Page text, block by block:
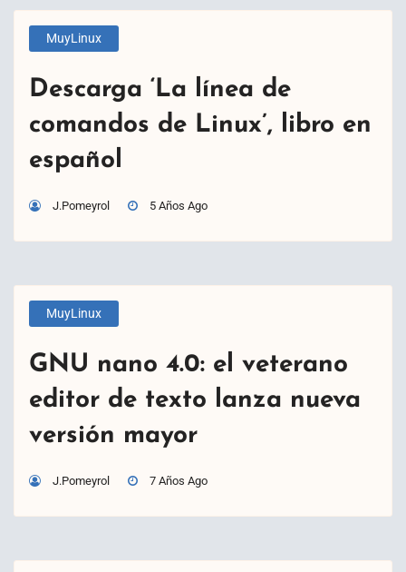
MuyLinux
Descarga ‘La línea de
comandos de Linux’, libro en
español
J.Pomeyrol 5 Años Ago
MuyLinux
GNU nano 4.0: el veterano
editor de texto lanza nueva
versión mayor
J.Pomeyrol 7 Años Ago